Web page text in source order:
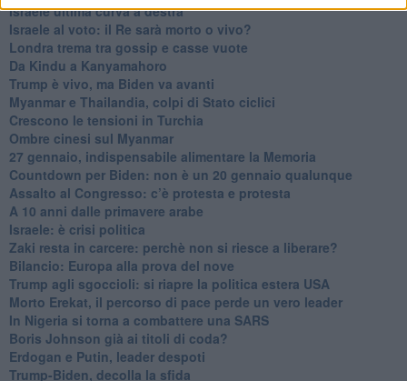
Israele ultima curva a destra
Israele al voto: il Re sarà morto o vivo?
Londra trema tra gossip e casse vuote
Da Kindu a Kanyamahoro
Trump è vivo, ma Biden va avanti
Myanmar e Thailandia, colpi di Stato ciclici
Crescono le tensioni in Turchia
Ombre cinesi sul Myanmar
27 gennaio, indispensabile alimentare la Memoria
Countdown per Biden: non è un 20 gennaio qualunque
Assalto al Congresso: c’è protesta e protesta
A 10 anni dalle primavere arabe
Israele: è crisi politica
Zaki resta in carcere: perchè non si riesce a liberare?
Bilancio: Europa alla prova del nove
Trump agli sgoccioli: si riapre la politica estera USA
Morto Erekat, il percorso di pace perde un vero leader
In Nigeria si torna a combattere una SARS
Boris Johnson già ai titoli di coda?
Erdogan e Putin, leader despoti
Trump-Biden, decolla la sfida